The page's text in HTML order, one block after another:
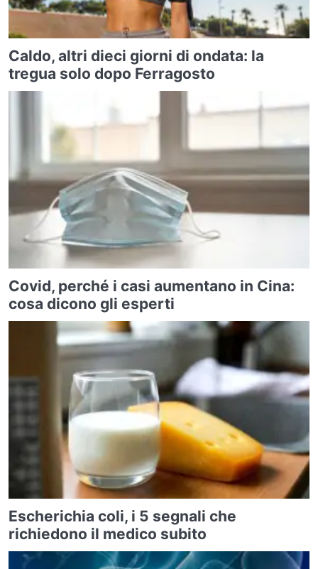
Caldo, altri dieci giorni di ondata: la
tregua solo dopo Ferragosto
Covid, perché i casi aumentano in Cina:
cosa dicono gli esperti
Escherichia coli, i 5 segnali che
richiedono il medico subito